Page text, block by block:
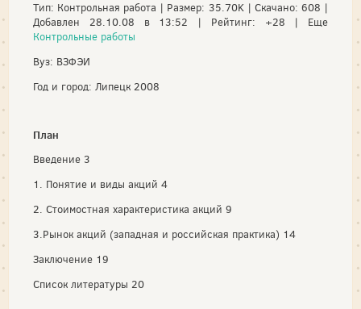
Тип: Контрольная работа | Размер: 35.70K | Скачано: 608 |
Добавлен 28.10.08 в 13:52 | Рейтинг: +28 | Еще
Контрольные работы
Вуз: ВЗФЭИ
Год и город: Липецк 2008
План
Введение 3
1. Понятие и виды акций 4
2. Стоимостная характеристика акций 9
3.Рынок акций (западная и российская практика) 14
Заключение 19
Список литературы 20